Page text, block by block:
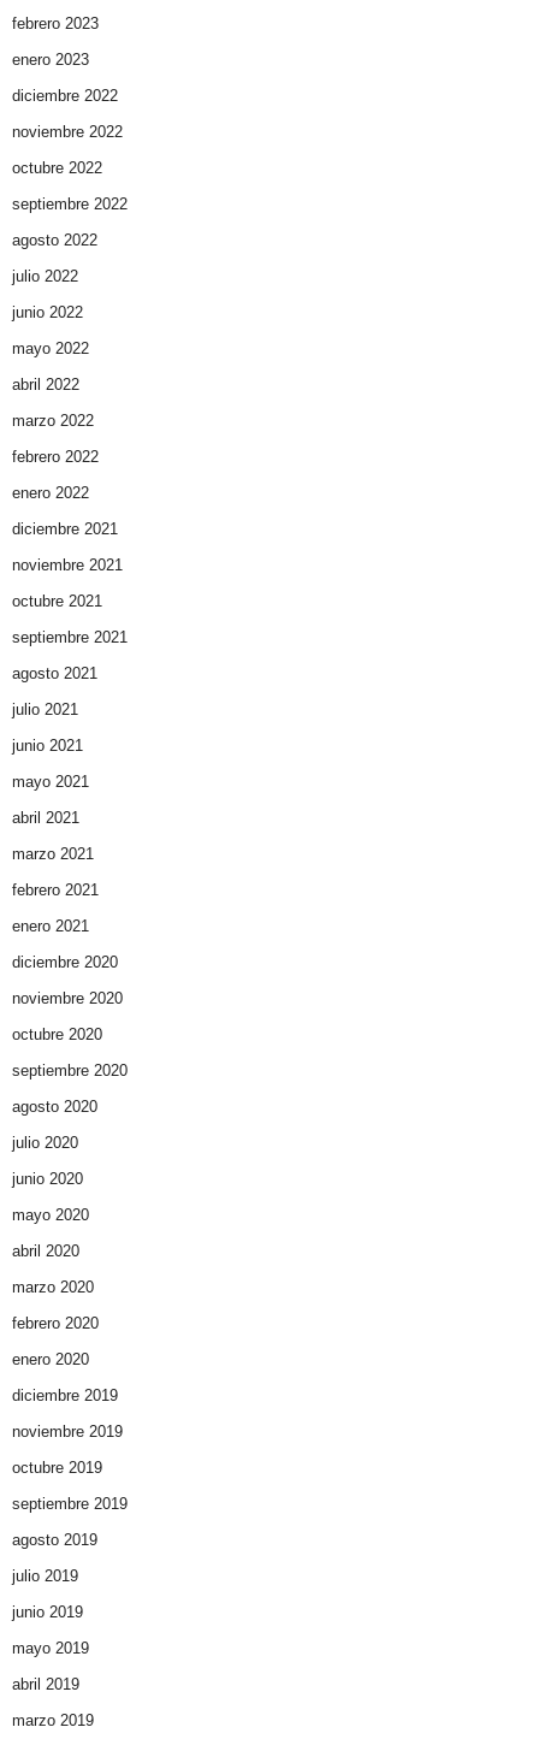
febrero 2023
enero 2023
diciembre 2022
noviembre 2022
octubre 2022
septiembre 2022
agosto 2022
julio 2022
junio 2022
mayo 2022
abril 2022
marzo 2022
febrero 2022
enero 2022
diciembre 2021
noviembre 2021
octubre 2021
septiembre 2021
agosto 2021
julio 2021
junio 2021
mayo 2021
abril 2021
marzo 2021
febrero 2021
enero 2021
diciembre 2020
noviembre 2020
octubre 2020
septiembre 2020
agosto 2020
julio 2020
junio 2020
mayo 2020
abril 2020
marzo 2020
febrero 2020
enero 2020
diciembre 2019
noviembre 2019
octubre 2019
septiembre 2019
agosto 2019
julio 2019
junio 2019
mayo 2019
abril 2019
marzo 2019